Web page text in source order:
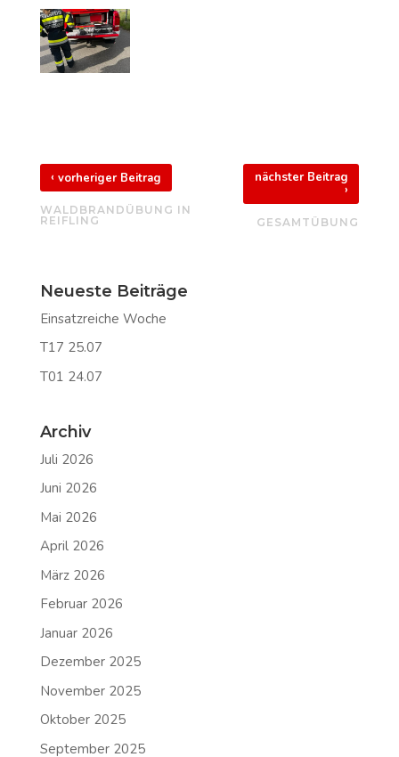
‹ vorheriger Beitrag
WALDBRANDÜBUNG IN
REIFLING
nächster Beitrag
›
GESAMTÜBUNG
Neueste Beiträge
Einsatzreiche Woche
T17 25.07
T01 24.07
Archiv
Juli 2026
Juni 2026
Mai 2026
April 2026
März 2026
Februar 2026
Januar 2026
Dezember 2025
November 2025
Oktober 2025
September 2025